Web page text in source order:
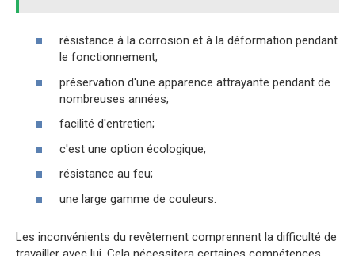
résistance à la corrosion et à la déformation pendant
le fonctionnement;
préservation d'une apparence attrayante pendant de
nombreuses années;
facilité d'entretien;
c'est une option écologique;
résistance au feu;
une large gamme de couleurs.
Les inconvénients du revêtement comprennent la difficulté de